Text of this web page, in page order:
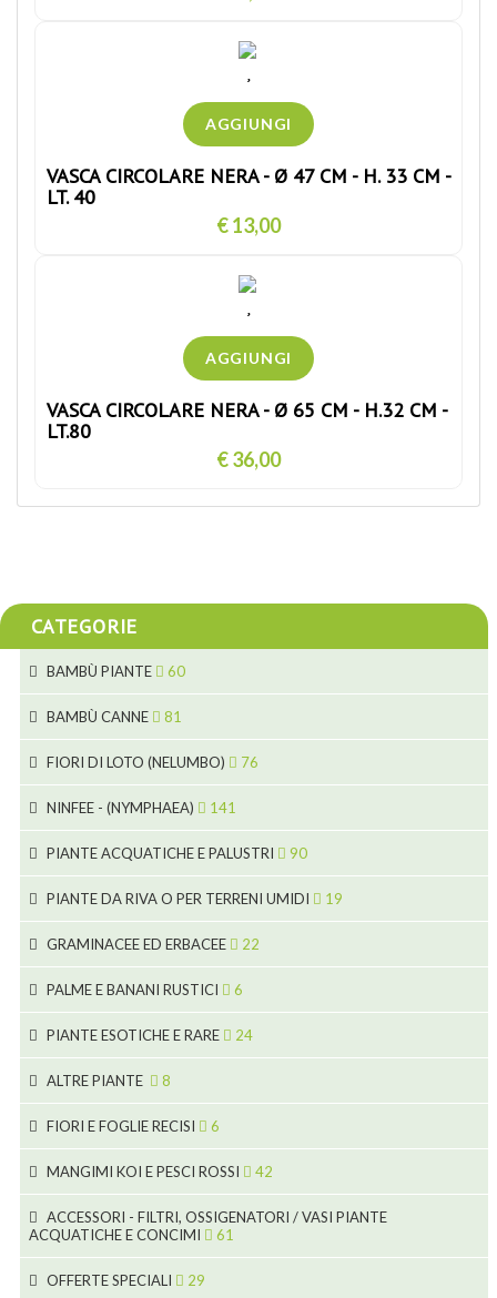
VASCA CIRCOLARE NERA - Ø 47 CM - H. 33 CM -
LT. 40
€ 13,00
VASCA CIRCOLARE NERA - Ø 65 CM - H.32 CM -
LT.80
€ 36,00
CATEGORIE
BAMBÙ PIANTE 60
5
11
6
6
9
8
BAMBÙ CANNE 81
5
5
6
5
3
4
5
9
FIORI DI LOTO (NELUMBO) 76
20
24
NINFEE - (NYMPHAEA) 141
4
46
53
5
9
PIANTE ACQUATICHE E PALUSTRI 90
8
9
7
PIANTE DA RIVA O PER TERRENI UMIDI 19
15
GRAMINACEE ED ERBACEE 22
10
PALME E BANANI RUSTICI 6
3
PIANTE ESOTICHE E RARE 24
ALTRE PIANTE 8
FIORI E FOGLIE RECISI 6
2
1
MANGIMI KOI E PESCI ROSSI 42
28
ACCESSORI - FILTRI, OSSIGENATORI / VASI PIANTE
ACQUATICHE E CONCIMI
61
OFFERTE SPECIALI 29